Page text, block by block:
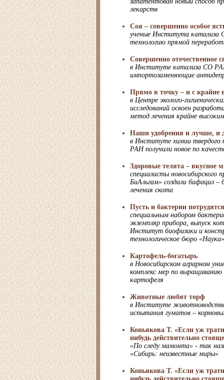
лекарств
Соя – совершенно особое
ученые Института катализа
технологию прямой
Совершенно отечественное
в Институте катализа СО
импортозаменяющие
Прямо в точку – и с крайне
в Центре эколого-
исследований освоен
метод лечения крайне
Наши удобрения и лучше, и
в Институте химии твердого
РАН получили новое по
Здоровые телята – вкусное
специалисты новосибирского
БиАльгам» создали бифацил –
лечения скота
Пусть и бактерии потрудятся
специальным набором
экземпляр прибора, выпуск
Институт биофизики и
технологическое бюро «Наука»
Картофель-богатырь
в Новосибирском аграрном
комплекс мер по
картофеля
Животные любят торф
в Институте
испытания гуматов –
Коньякова Т. «Если уж
нибудь действительно
«По следу мамонта» - так
«Сибирь: неизвестные миры»
Коньякова Т. «Если уж